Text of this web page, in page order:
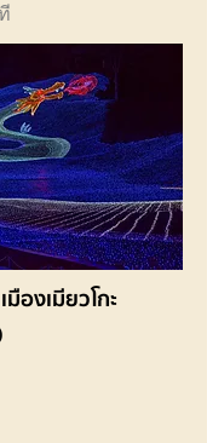
องเมียวโกะ